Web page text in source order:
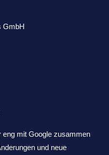
GmbH
eng mit Google zusammen
und neue